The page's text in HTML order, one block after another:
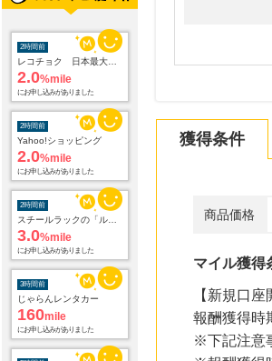
2時間前
2.0%mile
にお申し込みがありました
2時間前
Yahoo!ショッピング
2.0%mile
にお申し込みがありました
2時間前
3.0%mile
にお申し込みがありました
3時間前
じゃらんレンタカー
160mile
にお申し込みがありました
獲得条件
商品価格
マイル獲得
【新規口
報酬獲得時
※下記注意